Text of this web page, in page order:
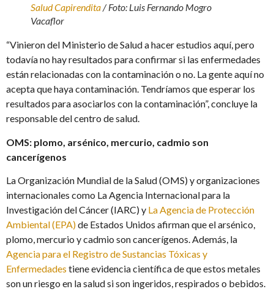
Salud Capirendita/ Foto: Luis Fernando Mogro
Vacaflor
“Vinieron del Ministerio de Salud a hacer estudios aquí, pero
todavía no hay resultados para confirmar si las enfermedades
están relacionadas con la contaminación o no. La gente aquí no
acepta que haya contaminación. Tendríamos que esperar los
resultados para asociarlos con la contaminación”, concluye la
responsable del centro de salud.
OMS: plomo, arsénico, mercurio, cadmio son
cancerígenos
La Organización Mundial de la Salud (OMS) y organizaciones
internacionales como La Agencia Internacional para la
Investigación del Cáncer (IARC) y La Agencia de Protección
Ambiental (EPA)de Estados Unidos afirman que el arsénico,
plomo, mercurio y cadmio son cancerígenos. Además, la
Agencia para el Registro de Sustancias Tóxicas y
Enfermedades tiene evidencia científica de que estos metales
son un riesgo en la salud si son ingeridos, respirados o bebidos.